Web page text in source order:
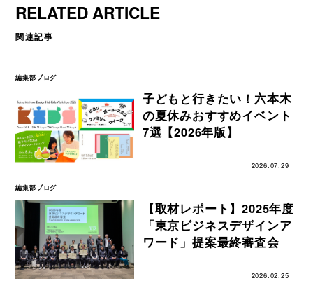
RELATED ARTICLE
関連記事
編集部ブログ
子どもと行きたい！六本木
の夏休みおすすめイベント
7選【2026年版】
2026.07.29
編集部ブログ
【取材レポート】2025年度
「東京ビジネスデザインア
ワード」提案最終審査会
2026.02.25